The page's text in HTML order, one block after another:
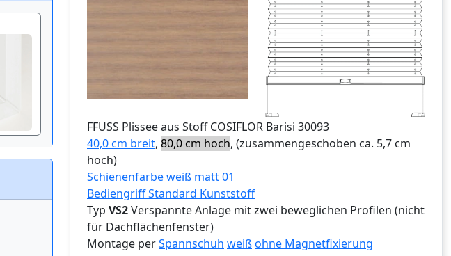
FFUSS Plissee aus Stoff COSIFLOR Barisi 30093
40,0 cm breit, 80,0 cm hoch, (zusammengeschoben ca. 5,7 cm
hoch)
Schienenfarbe weiß matt 01
Bediengriff Standard Kunststoff
Typ VS2Verspannte Anlage mit zwei beweglichen Profilen (nicht
für Dachflächenfenster)
Montage perSpannschuh weißohne Magnetfixierung